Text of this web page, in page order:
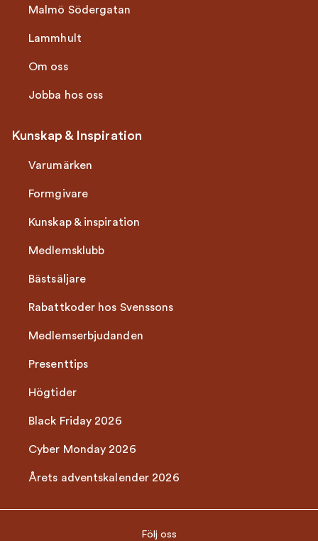
Malmö Södergatan
Lammhult
Om oss
Jobba hos oss
Kunskap & Inspiration
Varumärken
Formgivare
Kunskap & inspiration
Medlemsklubb
Bästsäljare
Rabattkoder hos Svenssons
Medlemserbjudanden
Presenttips
Högtider
Black Friday 2026
Cyber Monday 2026
Årets adventskalender 2026
Följ oss